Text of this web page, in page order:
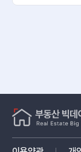
렸다 - 뉴스토
[26.08.06.]3
사의 부동산